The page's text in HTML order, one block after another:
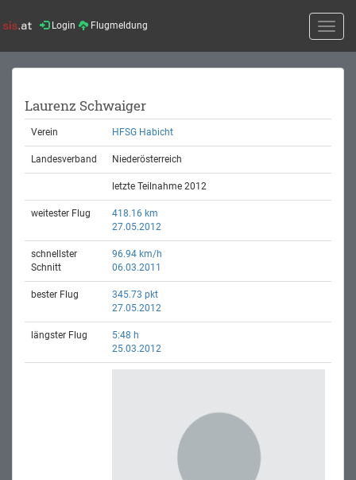
Login Flugmeldung
Toggle
Laurenz Schwaiger
Verein HFSG Habicht
Landesverband Niederösterreich
letzte Teilnahme 2012
weitester Flug
418.16 km
27.05.2012
schnellster
Schnitt
96.94 km/h
06.03.2011
bester Flug
345.73 pkt
27.05.2012
längster Flug
5:48 h
25.03.2012